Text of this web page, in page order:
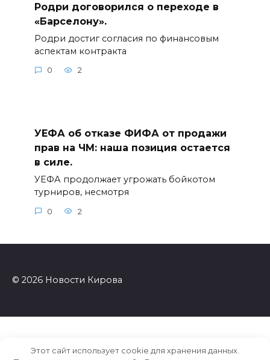
Родри договорился о переходе в
«Барселону».
Родри достиг согласия по финансовым
аспектам контракта
0 2
УЕФА об отказе ФИФА от продажи
прав на ЧМ: наша позиция остается
в силе.
УЕФА продолжает угрожать бойкотом
турниров, несмотря
0 2
© 2026 Новости Кирова
Этот сайт использует cookie для хранения данных.